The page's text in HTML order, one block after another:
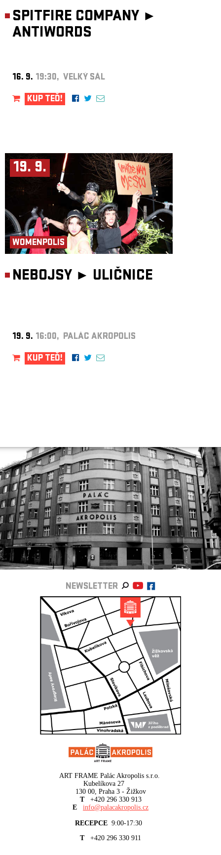
SPITFIRE COMPANY ►
ANTIWORDS
16. 9. 19:30, VELKÝ SÁL
KUP TEĎ!
19. 9.
WOMENPOLIS
NEBOJSY ► ULIČNICE
19. 9. 16:00, PALÁC AKROPOLIS
KUP TEĎ!
NEWSLETTER
ART FRAME Palác Akropolis s.r.o.
Kubelíkova 27
130 00, Praha 3 - Žižkov
T +420 296 330 913
E info@palacakropolis.cz
RECEPCE 9:00-17:30
T +420 296 330 911